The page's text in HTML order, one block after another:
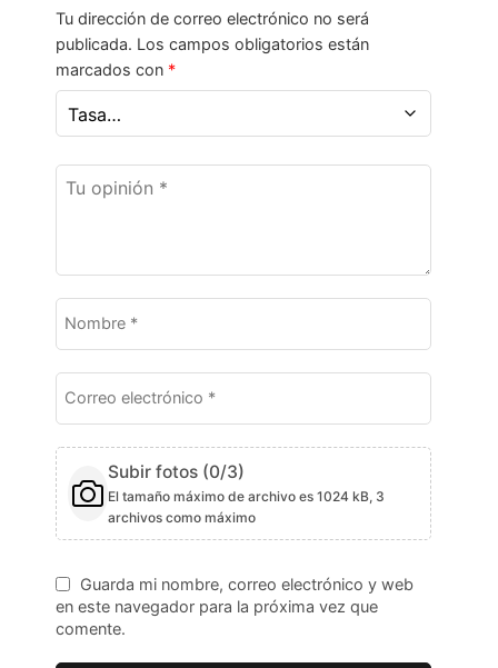
Tu dirección de correo electrónico no será
publicada. Los campos obligatorios están
marcados con *
Subir fotos (0/3)
El tamaño máximo de archivo es 1024 kB, 3
archivos como máximo
Guarda mi nombre, correo electrónico y web
en este navegador para la próxima vez que
comente.